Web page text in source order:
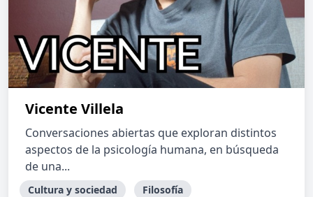
Vicente Villela
Conversaciones abiertas que exploran distintos
aspectos de la psicología humana, en búsqueda
de una...
Cultura y sociedad Filosofía